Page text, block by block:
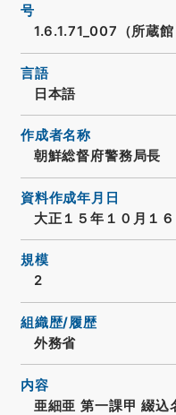
号
1.6.1.71_007（所蔵館
言語
日本語
作成者名称
朝鮮総督府警務局長
資料作成年月日
大正１５年１０月１
規模
2
組織歴/履歴
外務省
内容
亜細亜 第一課甲 綴込